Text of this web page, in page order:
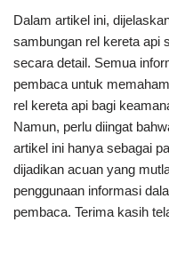
Dalam artikel ini,
sambungan rel kereta api
secara detail. Semua
pembaca untuk
rel kereta api bagi
Namun, perlu diingat
artikel ini hanya sebagai
dijadikan acuan yang
penggunaan informasi
pembaca. Terima kasih